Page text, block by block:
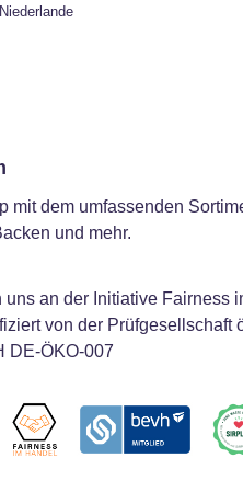
mit dem umfassenden
und mehr.
an der Initiative Fairness
von der Prüfgesellschaft
DE-ÖKO-007